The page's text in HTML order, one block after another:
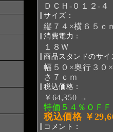
ＤＣＨ-０１２-４
サイズ：
縦７４×横６５ｃ
消費電力：
１８Ｗ
商品スタンドのサイ
幅５０×奥行３０
さ７ｃｍ
税込価格：
￥64,350 →
特価５４％ＯＦＦ
税込価格 ￥
コメント：